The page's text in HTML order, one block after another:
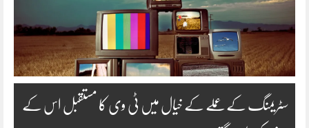
سٹریمنگ کے عملے کے خیال میں ٹی وی کا مستقبل اس کے